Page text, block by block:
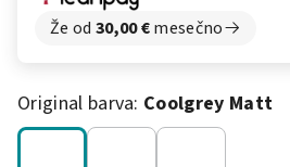
Že od 30,00€mesečno
Original barva: Coolgrey Matt